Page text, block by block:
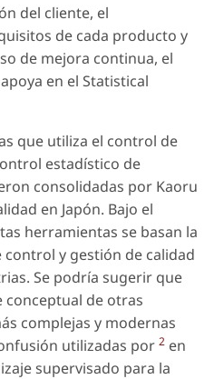
del cliente, el
de cada producto y
de mejora continua, el
en el Statistical
que utiliza el control de
estadístico de
consolidadas por Kaoru
en Japón. Bajo el
herramientas se basan la
control y gestión de calidad
Se podría sugerir que
conceptual de otras
complejas y modernas
utilizadas por 2 en
supervisado para la